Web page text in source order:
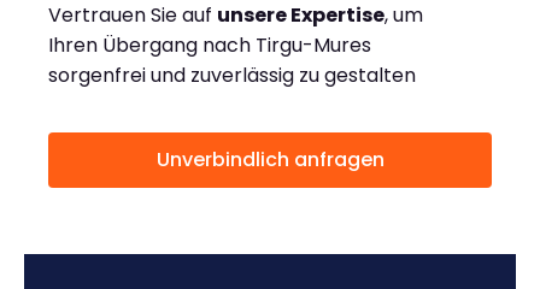
Vertrauen Sie auf unsere Expertise, um
Ihren Übergang nach Tirgu-Mures
sorgenfrei und zuverlässig zu gestalten
Unverbindlich anfragen